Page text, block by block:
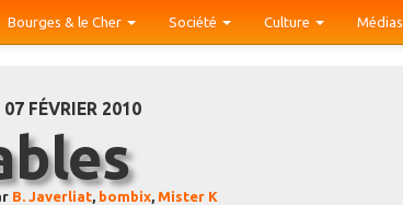
Bourges & le Cher Société Culture Médias
07 FÉVRIER 2010
B. Javerliat bombix Mister K